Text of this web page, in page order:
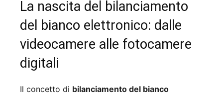
La nascita del bilanciamento
del bianco elettronico: dalle
videocamere alle fotocamere
digitali
Il concetto di bilanciamento del bianco